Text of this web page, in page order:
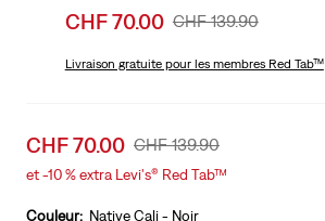
Sale
is
CHF 70.00 Original
Was
CHF 139.90
Livraison gratuitepour les membres Red Tab™
Sale
price
CHF 70.00 Original
Price
CHF 139.90
et -10 % extra Levi's® Red Tab™
Couleur: Native Cali - Noir